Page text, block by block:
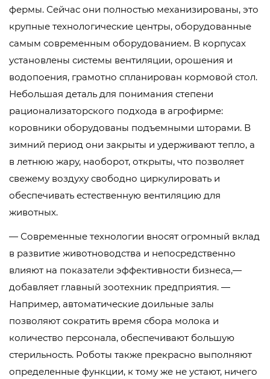
фермы. Сейчас они полностью механизированы, это
крупные технологические центры, оборудованные
самым современным оборудованием. В корпусах
установлены системы вентиляции, орошения и
водопоения, грамотно спланирован кормовой стол.
Небольшая деталь для понимания степени
рационализаторского подхода в агрофирме:
коровники оборудованы подъемными шторами. В
зимний период они закрыты и удерживают тепло, а
в летнюю жару, наоборот, открыты, что позволяет
свежему воздуху свободно циркулировать и
обеспечивать естественную вентиляцию для
животных.
— Современные технологии вносят огромный вклад
в развитие животноводства и непосредственно
влияют на показатели эффективности бизнеса,—
добавляет главный зоотехник предприятия. —
Например, автоматические доильные залы
позволяют сократить время сбора молока и
количество персонала, обеспечивают большую
стерильность. Роботы также прекрасно выполняют
определенные функции, к тому же не устают, ничего